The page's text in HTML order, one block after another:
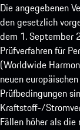
Die angegebenen
den gesetzlich
dem 1. September
Prüfverfahren für
(Worldwide
neuen
Prüfbedingungen
Kraftstoff-/
Fällen höher als